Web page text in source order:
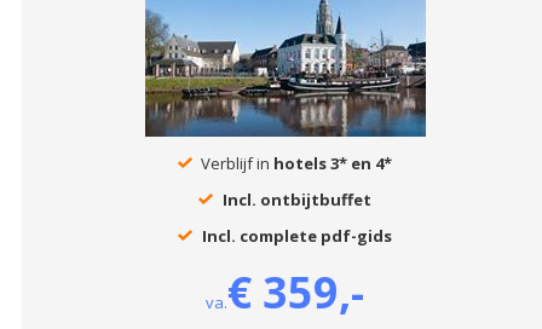
Verblijf in hotels 3* en 4*
Incl. ontbijtbuffet
Incl. complete pdf-gids
va.€ 359,-